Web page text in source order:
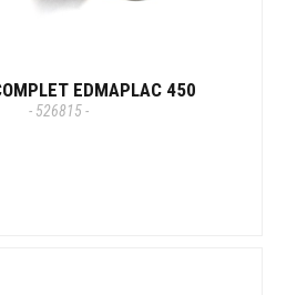
EDMAPLAC 450
- 526815 -